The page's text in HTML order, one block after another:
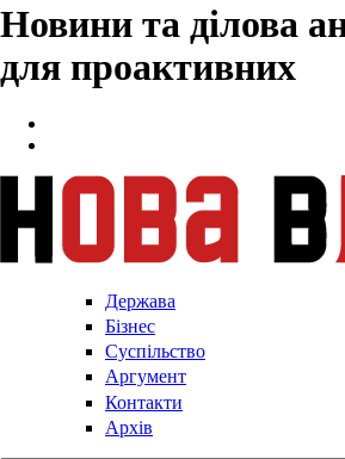
Новини та ділова
для проактивних
Держава
Бізнес
Суспільство
Аргумент
Контакти
Архів